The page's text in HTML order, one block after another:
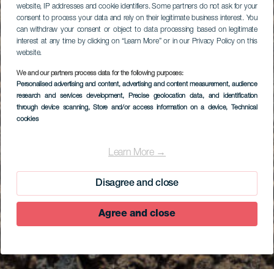
website, IP addresses and cookie identifiers. Some partners do not ask for your
consent to process your data and rely on their legitimate business interest. You
can withdraw your consent or object to data processing based on legitimate
interest at any time by clicking on “Learn More” or in our Privacy Policy on this
website.
We and our partners process data for the following purposes:
Personalised advertising and content, advertising and content measurement, audience
research and services development, Precise geolocation data, and identification
through device scanning, Store and/or access information on a device, Technical
cookies
Learn More →
Disagree and close
Agree and close